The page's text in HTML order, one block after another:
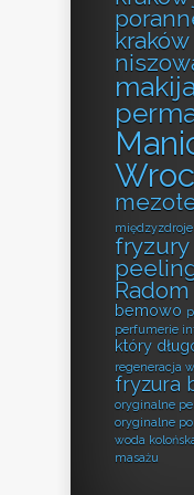
fryzury
Radom
bemowo
perfumerie
który
regeneracja
fryzura
oryginalne
oryginalne
woda
masażu